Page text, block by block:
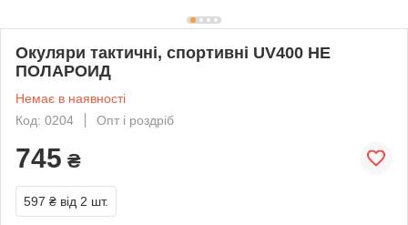
Окуляри тактичні, спортивні UV400 НЕ
ПОЛАРОИД
Немає в наявності
Код: 0204
Опт і роздріб
745 ₴
597 ₴ від 2 шт.